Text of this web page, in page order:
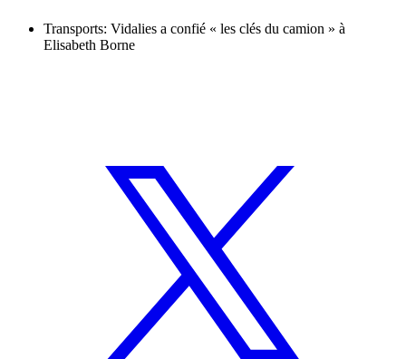
Transports: Vidalies a confié « les clés du camion » à
Elisabeth Borne